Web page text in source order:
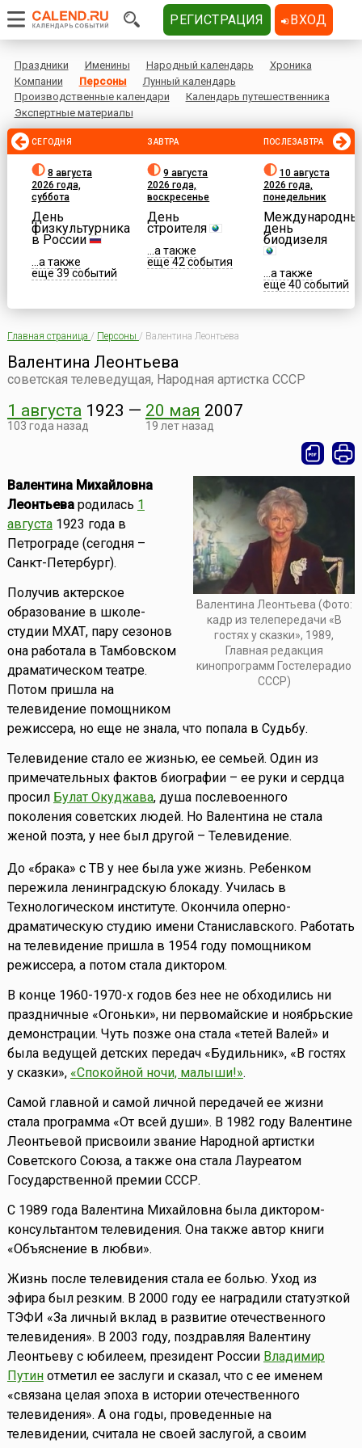
Праздники Именины Народный календарь
Хроника
Компании
Персоны
Лунный календарь
Производственные календари
Календарь путешественника
Экспертные материалы
СЕГОДНЯ
8 августа
2026 года,
суббота
День
физкультурника
в России
...а также
еще 39 событий
ЗАВТРА
9 августа
2026 года,
воскресенье
День
строителя
...а также
еще 42 события
ПОСЛЕЗАВТРА
10 августа
2026 года,
понедельник
день
биодизеля
...а также
еще 40 событий
Главная страница / Персоны / Валентина Леонтьева
Валентина Леонтьева
советская телеведущая, Народная артистка СССР
1 августа1923
103 года назад
— 20 мая 2007
19 лет назад
Валентина Леонтьева (Фото:
кадр из телепередачи «В
гостях у сказки», 1989,
Главная редакция
кинопрограмм Гостелерадио
СССР)
Валентина Михайловна
Леонтьевародилась 1
августа1923 года в
Петрограде (сегодня –
Санкт-Петербург).
Получив актерское
образование в школе-
студии МХАТ, пару сезонов
она работала в Тамбовском
драматическом театре.
Потом пришла на
телевидение помощником
режиссера, но еще не знала, что попала в Судьбу.
Телевидение стало ее жизнью, ее семьей. Один из
примечательных фактов биографии – ее руки и сердца
просил Булат Окуджава, душа послевоенного
поколения советских людей. Но Валентина не стала
женой поэта, у нее был другой – Телевидение.
До «брака» с ТВ у нее была уже жизнь. Ребенком
пережила ленинградскую блокаду. Училась в
Технологическом институте. Окончила оперно-
драматическую студию имени Станиславского. Работать
на телевидение пришла в 1954 году помощником
режиссера, а потом стала диктором.
В конце 1960-1970-х годов без нее не обходились ни
праздничные «Огоньки», ни первомайские и ноябрьские
демонстрации. Чуть позже она стала «тетей Валей» и
была ведущей детских передач «Будильник», «В гостях
у сказки», «Спокойной ночи, малыши!».
Самой главной и самой личной передачей ее жизни
стала программа «От всей души». В 1982 году Валентине
Леонтьевой присвоили звание Народной артистки
Советского Союза, а также она стала Лауреатом
Государственной премии СССР.
C 1989 года Валентина Михайловна была диктором-
консультантом телевидения. Она также автор книги
«Объяснение в любви».
Жизнь после телевидения стала ее болью. Уход из
эфира был резким. В 2000 году ее наградили статуэткой
ТЭФИ «За личный вклад в развитие отечественного
телевидения». В 2003 году, поздравляя Валентину
Леонтьеву с юбилеем, президент России Владимир
Путинотметил ее заслуги и сказал, что с ее именем
«связана целая эпоха в истории отечественного
телевидения». А она годы, проведенные на
телевидении, считала не своей заслугой, а своим
РЕГИСТРАЦИЯ ВХОД